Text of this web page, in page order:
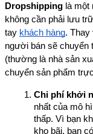
Dropshipping là một
không cần phải lưu
tay khách hàng. Thay
người bán sẽ chuyển
(thường là nhà sản
chuyển sản phẩm
Chi phí khởi
nhất của mô
thấp. Vì bạn
kho bãi, bạn